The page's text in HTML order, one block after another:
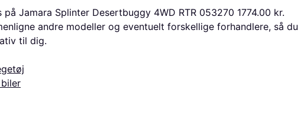
Jamara Splinter Desertbuggy 4WD RTR 053270 1774.00 kr.
andre modeller og eventuelt forskellige forhandlere, så du
til dig.